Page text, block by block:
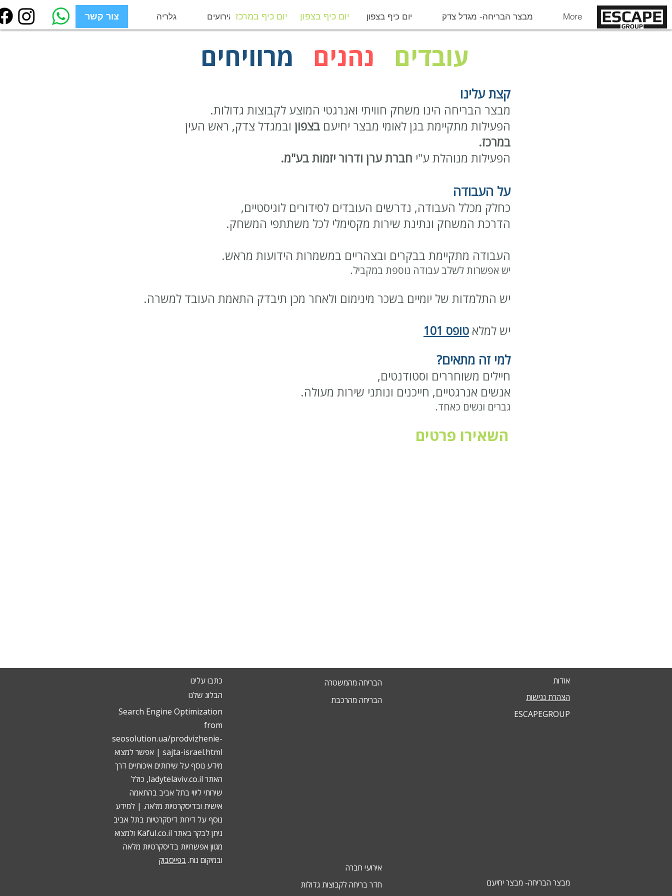
צור קשר גלריה מפיקי אירועים יום כיף במרכז יום כיף בצפון מבצר הבריחה- מגדל צדק More יום כיף בצפון צור קשר יום כיף במרכז
עובדים נהנים מרוויחים
קצת עלינו
מבצר הבריחה הינו משחק חוויתי ואנרגטי המוצע לקבוצות גדולות.
הפעילות מתקיימת בגן לאומי מבצר יחיעם בצפון ובמגדל צדק, ראש העין
במרכז.
הפעילות מנוהלת ע"י חברת ערן ודרור יזמות בע"מ.
על העבודה
כחלק מכלל העבודה, נדרשים העובדים לסידורים לוגיסטיים,
הדרכת המשחק ונתינת שירות מקסימלי לכל משתתפי המשחק.
העבודה מתקיימת בבקרים ובצהריים במשמרות הידועות מראש.
יש אפשרות לשלב עבודה נוספת במקביל.
יש התלמדות של יומיים בשכר מינימום ולאחר מכן תיבדק התאמת העובד למשרה.
יש למלא טופס 101
למי זה מתאים?
חיילים משוחררים וסטודנטים,
אנשים אנרגטיים, חייכנים ונותני שירות מעולה.
גברים ונשים כאחד.
השאירו פרטים
כתבו עלינו
הבלוג שלנו
Search Engine Optimization
from
seosolution.ua/prodvizhenie-
sajta-israel.html | אפשר למצוא
מידע נוסף על שירותים איכותיים דרך
האתר ladytelaviv.co.il, כולל
שירותי ליווי בתל אביב בהתאמה
אישית ובדיסקרטיות מלאה. | למידע
נוסף על דירות דיסקרטיות בתל אביב
ניתן לבקר באתר Kaful.co.il ולמצוא
מגוון אפשרויות בדיסקרטיות מלאה
ובמיקום נוח. בפייסבוק
הבריחה מהמשטרה
הבריחה מהרכבת
אירועי חברה
חדר בריחה לקבוצות גדולות
אודות
הצהרת נגישות
ESCAPEGROUP
מבצר הבריחה- מבצר יחיעם